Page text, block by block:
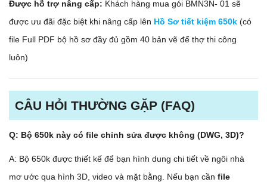
Được hỗ trợ nâng cấp: Khách hàng mua gói BMN3N- 01 sẽ
được ưu đãi đặc biệt khi nâng cấp lên Hồ Sơ tiết kiệm 650k (có
file Full PDF bộ hồ sơ đầy đủ gồm 40 bản vẽ để thợ thi công
luôn)
CÂU HỎI THƯỜNG GẶP (FAQ)
Q: Bộ 650k này có file chỉnh sửa được không (DWG, 3D)?
A: Bộ 650k được thiết kế để bạn hình dung chi tiết về ngôi nhà
mơ ước qua hình 3D, video và mặt bằng. Nếu bạn cần file